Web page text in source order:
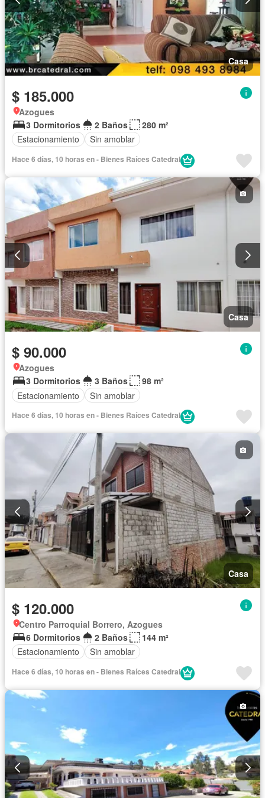
Casa
$ 185.000
Azogues
3 Dormitorios
2 Baños
280 m²
Estacionamiento
Sin amoblar
Hace 6 días, 10 horas en - Bienes Raíces Catedral
Casa
$ 90.000
Azogues
3 Dormitorios
3 Baños
98 m²
Estacionamiento
Sin amoblar
Hace 6 días, 10 horas en - Bienes Raíces Catedral
Casa
$ 120.000
Centro Parroquial Borrero, Azogues
6 Dormitorios
2 Baños
144 m²
Estacionamiento
Sin amoblar
Hace 6 días, 10 horas en - Bienes Raíces Catedral